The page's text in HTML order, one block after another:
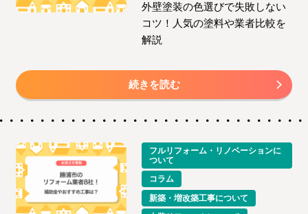
外壁塗装の色選びで失敗しない
コツ！人気の塗料や業者比較を
解説
続きを読む
フルリフォーム・リノベーションに
ついて
コラム
新築・増改築工事について